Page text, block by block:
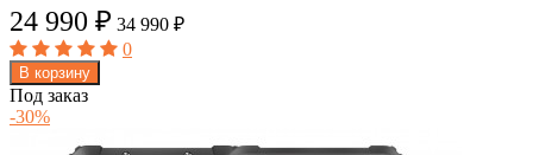
24 990 ₽ 34 990 ₽
0
В корзину
Под заказ
-30%